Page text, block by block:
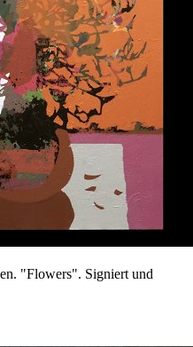
"Flowers". Signiert und